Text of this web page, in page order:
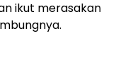
ikut merasakan